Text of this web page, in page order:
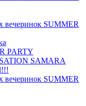
вечеринок SUMMER
PARTY
SAMARA
вечеринок SUMMER